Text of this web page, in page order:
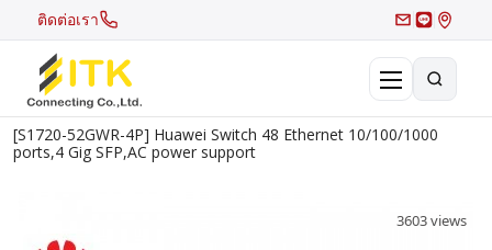
ติดต่อเรา
[S1720-52GWR-4P] Huawei Switch 48 Ethernet 10/100/1000
ports,4 Gig SFP,AC power support
3603 views